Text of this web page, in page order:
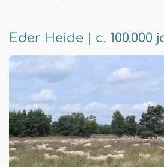
Eder Heide | c. 100.000